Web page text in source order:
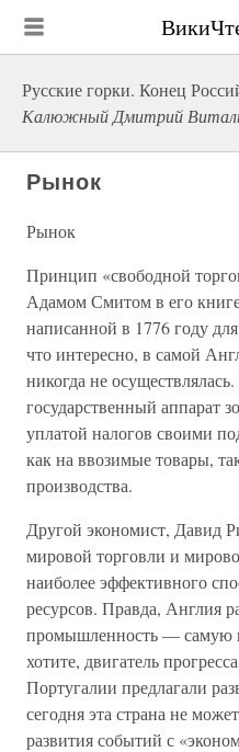
Русские горки. Конец
Калюжный Дмитрий
Рынок
Рынок
Принцип «свободной
Адамом Смитом в его
написанной в 1776 году
что интересно, в самой
никогда не
государственный аппарат
уплатой налогов своими
как на ввозимые товары,
производства.
Другой экономист, Давид
мировой торговли и
наиболее эффективного
ресурсов. Правда, Англия
промышленность — самую
хотите, двигатель
Португалии предлагали
сегодня эта страна не
развития событий с